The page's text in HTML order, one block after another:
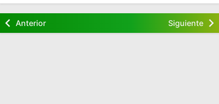
Anterior Siguiente